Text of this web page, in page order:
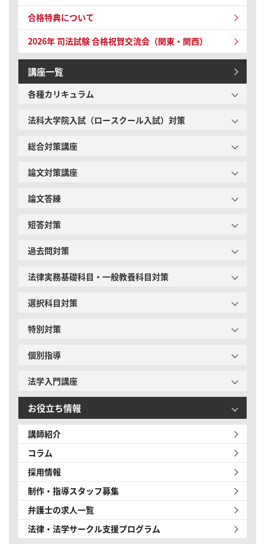
合格特典について
2026年 司法試験合格祝賀交流会（関東・関西）
講座一覧
各種カリキュラム
法科大学院入試（ロースクール入試）対策
総合対策講座
論文対策講座
論文答練
短答対策
過去問対策
法律実務基礎科目・一般教養科目対策
選択科目対策
特別対策
個別指導
法学入門講座
お役立ち情報
講師紹介
コラム
採用情報
制作・指導スタッフ募集
弁護士の求人一覧
法律・法学サークル支援プログラム